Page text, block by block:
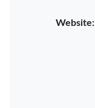
Website: